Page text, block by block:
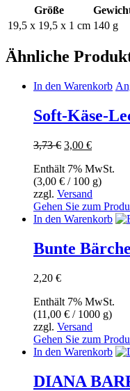
Größe
19,5 x 19,5 x 1 cm 140 g
Ähnliche
In den Warenkorb
Soft-Käse-
3,73€ Ursprünglicher
war:
3,73 €
3,00 €Aktueller
ist:
3,00 €.
Enthält 7% MwSt.
(3,00 € / 100 g)
zzgl. Versand
Gehen Sie zum
In den Warenkorb
Bunte
2,20 €
Enthält 7% MwSt.
(11,00 € / 1000 g)
zzgl. Versand
Gehen Sie zum
In den Warenkorb
DIANA